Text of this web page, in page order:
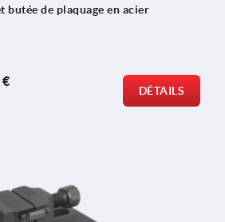
butée de plaquage en acier
€
DÉTAILS